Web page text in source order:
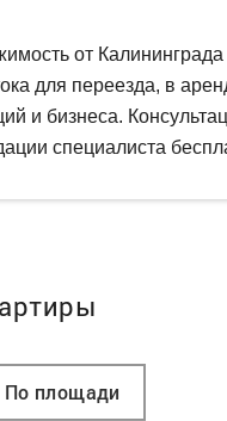
от Калининграда
для переезда, в
и бизнеса.
специалиста
По площади